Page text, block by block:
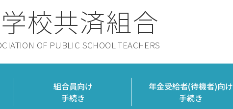
校共済組合
OF PUBLIC SCHOOL TEACHERS
組合員向け
手続き
年金受給者(待機者)向け
手続き